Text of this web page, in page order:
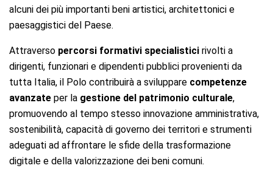
alcuni dei più importanti beni artistici, architettonici e
paesaggistici del Paese.
Attraverso percorsi formativi specialistici rivolti a
dirigenti, funzionari e dipendenti pubblici provenienti da
tutta Italia, il Polo contribuirà a sviluppare competenze
avanzate per la gestione del patrimonio culturale,
promuovendo al tempo stesso innovazione amministrativa,
sostenibilità, capacità di governo dei territori e strumenti
adeguati ad affrontare le sfide della trasformazione
digitale e della valorizzazione dei beni comuni.